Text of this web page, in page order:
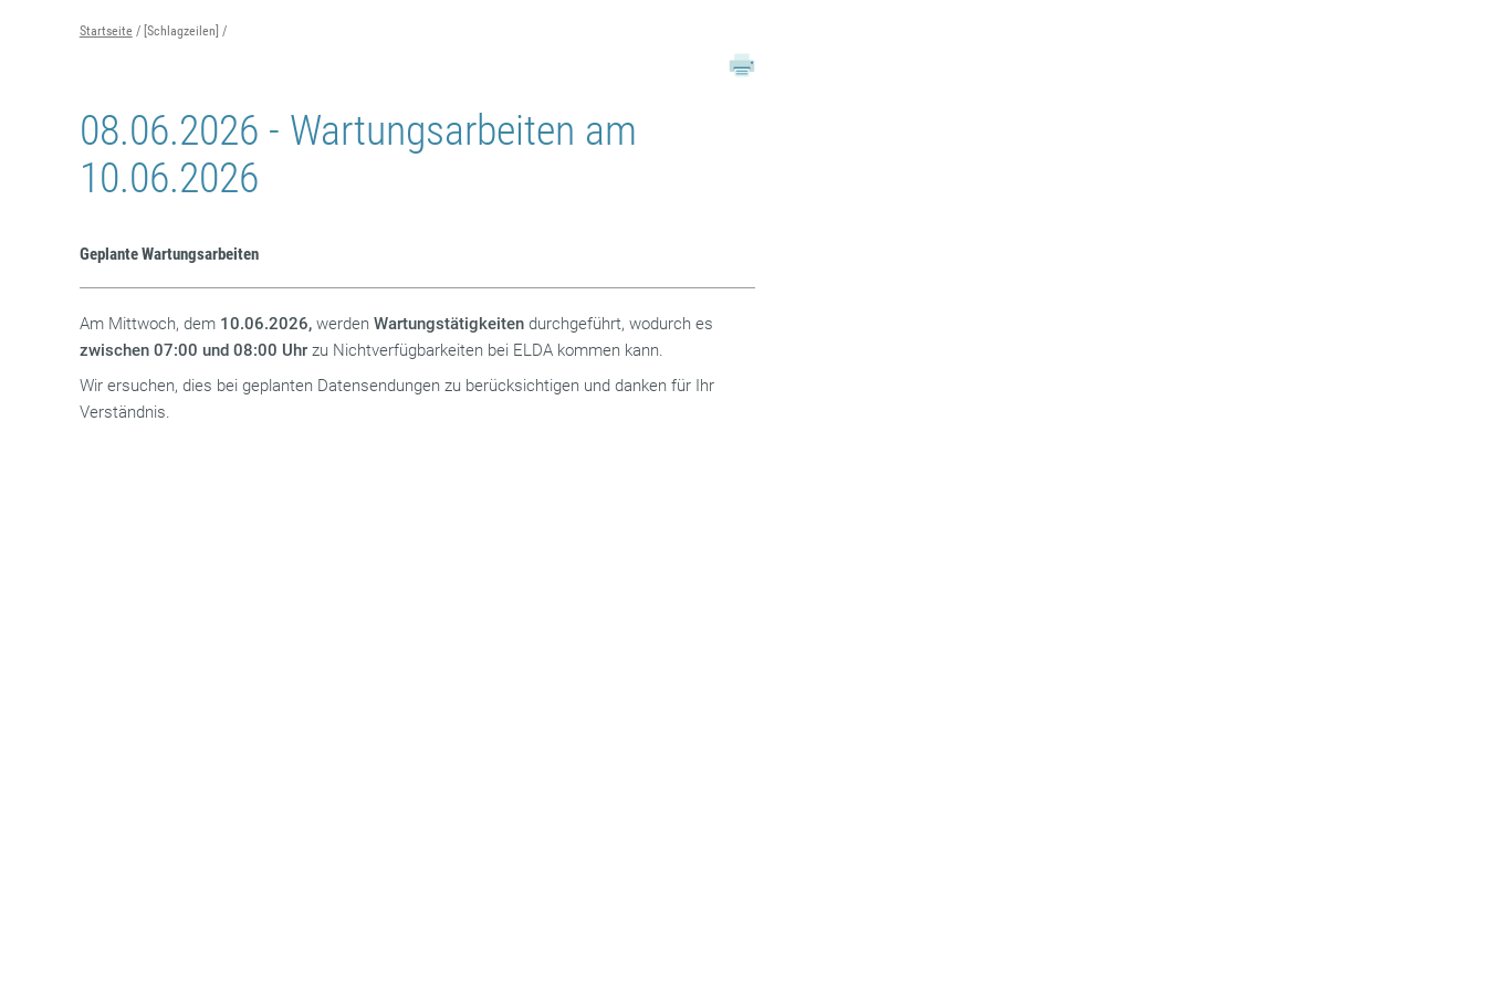
Startseite [Schlagzeilen]
08.06.2026 - Wartungsarbeiten am
10.06.2026
Geplante Wartungsarbeiten
Am Mittwoch, dem 10.06.2026,werden Wartungstätigkeitendurchgeführt, wodurch es
zwischen 07:00 und 08:00 Uhrzu Nichtverfügbarkeiten bei ELDA kommen kann.
Wir ersuchen, dies bei geplanten Datensendungen zu berücksichtigen und danken für Ihr
Verständnis.